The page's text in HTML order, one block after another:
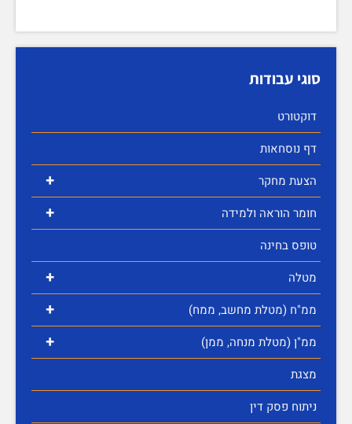
סוגי עבודות
דוקטורט
דף נוסחאות
+ הצעת מחקר
+
חומר הוראה ולמידה
טופס בחינה
+ מטלה
+ ממ"ח (מטלת מחשב, ממח)
+
ממ"ן (מטלת מנחה, ממן)
מצגת
ניתוח פסק דין